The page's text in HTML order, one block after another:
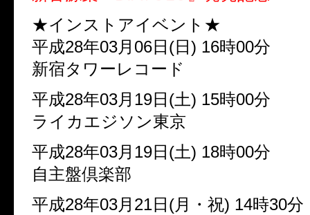
★インストアイベント★
平成28年03月06日(日) 16時00分
新宿タワーレコード
平成28年03月19日(土) 15時00分
ライカエジソン東京
平成28年03月19日(土) 18時00分
自主盤倶楽部
平成28年03月21日(月・祝) 14時30分